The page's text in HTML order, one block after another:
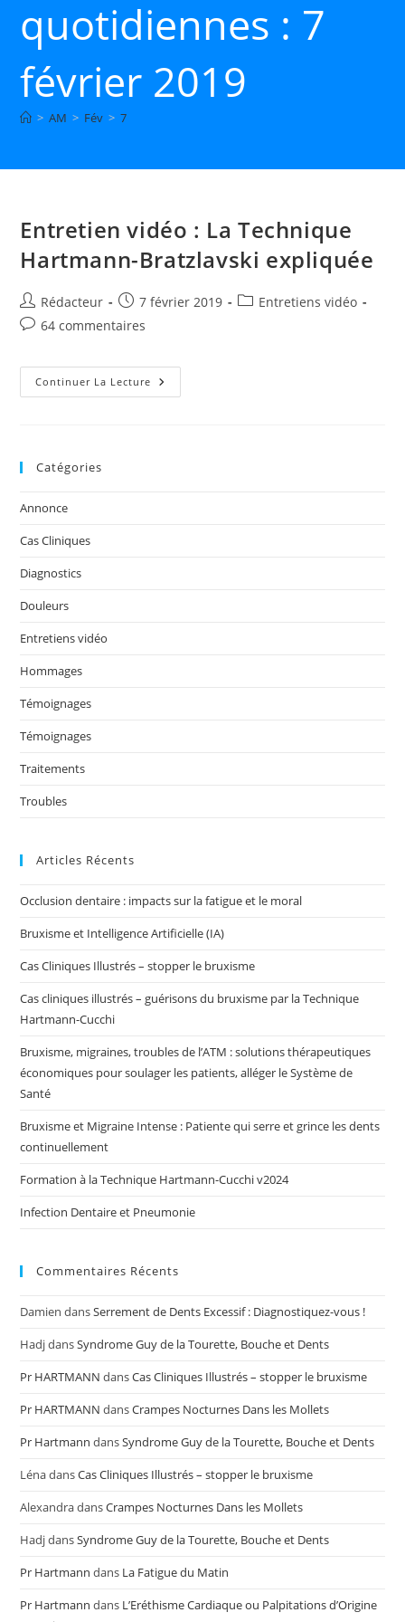
quotidiennes : 7
février 2019
> AM > Fév > 7
Entretien vidéo : La Technique
Hartmann-Bratzlavski expliquée
Auteur/autrice
de
Rédacteur
Publication
publiée :
7 février 2019
PostEntretiens vidéo
Commentaires
la
publication :
64 commentaires
Continuer La Lecture Entretien
Vidéo
Catégories
Annonce
Cas Cliniques
Diagnostics
Douleurs
Entretiens vidéo
Hommages
Témoignages
Témoignages
Traitements
Troubles
Articles Récents
Occlusion dentaire : impacts sur la fatigue et le moral
Bruxisme et Intelligence Artificielle (IA)
Cas Cliniques Illustrés – stopper le bruxisme
Cas cliniques illustrés – guérisons du bruxisme par la Technique
Hartmann-Cucchi
Bruxisme, migraines, troubles de l’ATM : solutions thérapeutiques
économiques pour soulager les patients, alléger le Système de
Santé
Bruxisme et Migraine Intense : Patiente qui serre et grince les dents
continuellement
Formation à la Technique Hartmann-Cucchi v2024
Infection Dentaire et Pneumonie
Commentaires Récents
Damien dansSerrement de Dents Excessif : Diagnostiquez-vous !
HadjdansSyndrome Guy de la Tourette, Bouche et Dents
Pr HARTMANN dansCas Cliniques Illustrés – stopper le bruxisme
Pr HARTMANN dansCrampes Nocturnes Dans les Mollets
Pr Hartmann dansSyndrome Guy de la Tourette, Bouche et Dents
LénadansCas Cliniques Illustrés – stopper le bruxisme
AlexandradansCrampes Nocturnes Dans les Mollets
HadjdansSyndrome Guy de la Tourette, Bouche et Dents
Pr Hartmann dans La Fatigue du Matin
Pr Hartmann dans L’Eréthisme Cardiaque ou Palpitations d’Origine